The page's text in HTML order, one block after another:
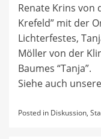
Renate Krins von
Krefeld” mit der
Lichterfestes,
Möller von der
Baumes “Tanja”.
Siehe auch unsere
Posted in Diskussion,